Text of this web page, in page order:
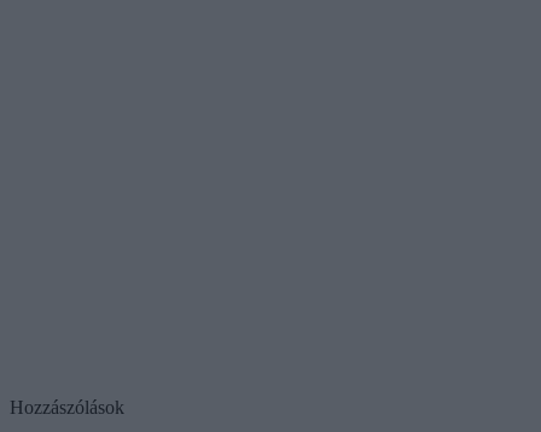
Hozzászólások